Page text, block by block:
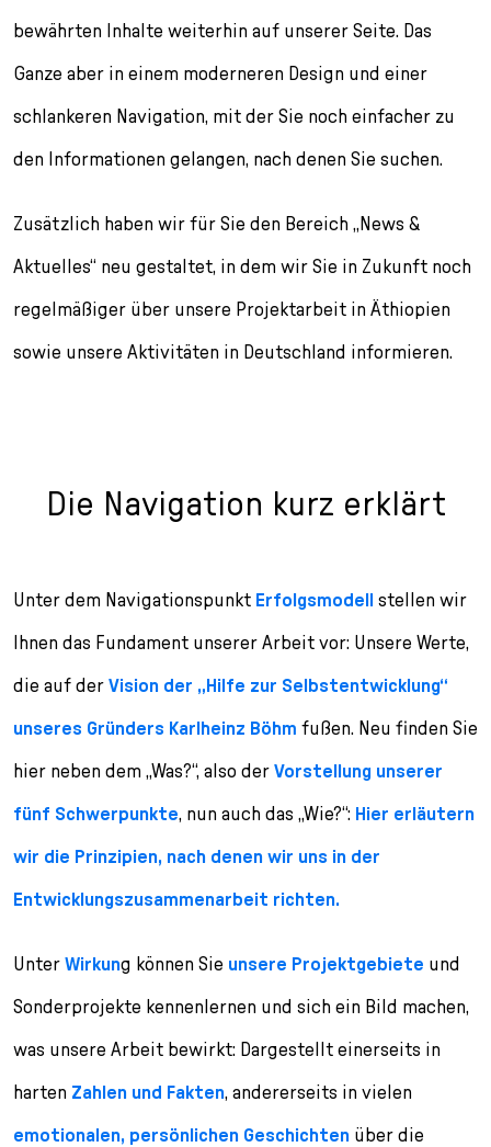
o
bewährten Inhalte weiterhin auf unserer Seite. Das
Ganze aber in einem moderneren Design und einer
schlankeren Navigation, mit der Sie noch einfacher zu
den Informationen gelangen, nach denen Sie suchen.
Zusätzlich haben wir für Sie den Bereich „News &
Aktuelles“ neu gestaltet, in dem wir Sie in Zukunft noch
regelmäßiger über unsere Projektarbeit in Äthiopien
sowie unsere Aktivitäten in Deutschland informieren.
Die Navigation kurz erklärt
Unter dem Navigationspunkt Erfolgsmodellstellen wir
Ihnen das Fundament unserer Arbeit vor: Unsere Werte,
die auf derVision der „Hilfe zur Selbstentwicklung“
unseres Gründers Karlheinz Böhm fußen. Neu finden Sie
hier neben dem „Was?“, also derVorstellung unserer
fünf Schwerpunkte, nun auch das „Wie?“: Hier erläutern
wir die Prinzipien, nach denen wir uns in der
Entwicklungszusammenarbeit richten.
UnterWirkung können Sie unsere Projektgebiete und
Sonderprojekte kennenlernen und sich ein Bild machen,
was unsere Arbeit bewirkt: Dargestellt einerseits in
harten Zahlen und Fakten, andererseits in vielen
emotionalen, persönlichen Geschichten über die